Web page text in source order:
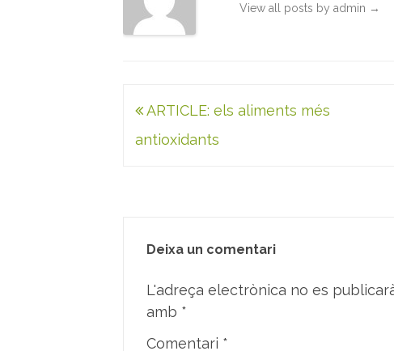
View all posts by admin →
Navegació
d'entrades
ARTICLE: els aliments més
antioxidants
Deixa un comentari
L'adreça electrònica no es
amb *
Comentari *